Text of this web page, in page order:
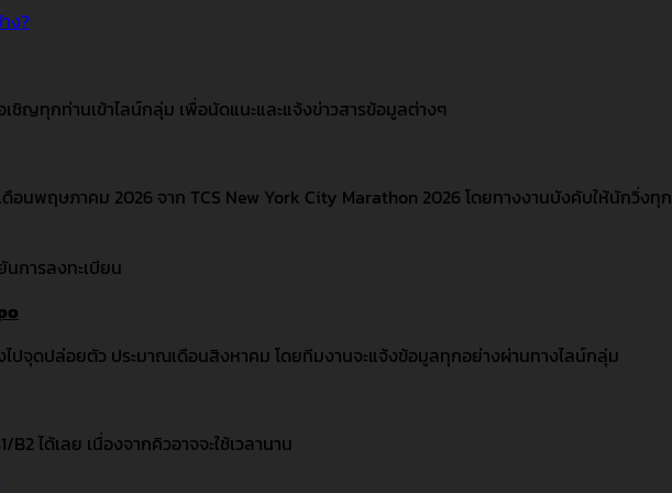
ง?
ชิญทุกท่านเข้าไลน์กลุ่ม เพื่อนัดแนะและแจ้งข่าวสารข้อมูลต่างๆ
อนพฤษภาคม 2026 จาก TCS New York City Marathon 2026 โดยทางงานบังคับให้นักวิ่ง
นการลงทะเบียน
งไปจุดปล่อยตัว ประมาณเดือนสิงหาคม โดยทีมงานจะแจ้งข้อมูลทุกอย่างผ่านทางไลน์กลุ่ม
ได้เลย เนื่องจากคิวอาจจะใช้เวลานาน